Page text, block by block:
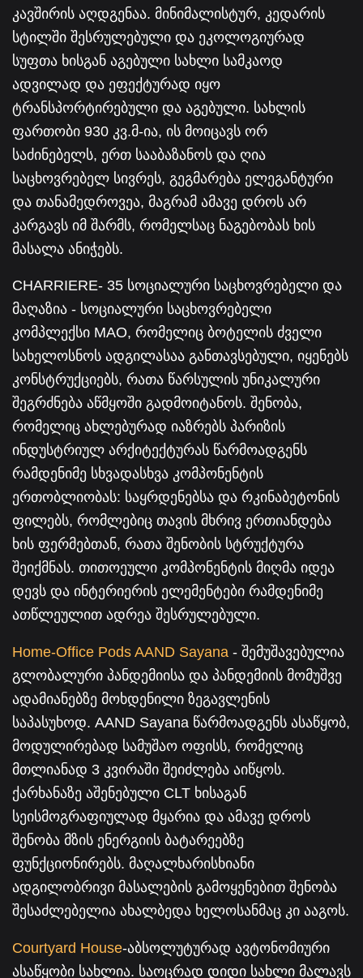
კავშირის აღდგენაა. მინიმალისტურ, კედარის
სტილში შესრულებული და ეკოლოგიურად
სუფთა ხისგან აგებული სახლი სამკაოდ
ადვილად და ეფექტურად იყო
ტრანსპორტირებული და აგებული. სახლის
ფართობი 930 კვ.მ-ია, ის მოიცავს ორ
საძინებელს, ერთ სააბაზანოს და ღია
საცხოვრებელ სივრეს, გეგმარება ელეგანტური
და თანამედროვეა, მაგრამ ამავე დროს არ
კარგავს იმ შარმს, რომელსაც ნაგებობას ხის
მასალა ანიჭებს.
CHARRIERE- 35 სოციალური საცხოვრებელი და
მაღაზია - სოციალური საცხოვრებელი
კომპლექსი MAO, რომელიც ბოტელის ძველი
სახელოსნოს ადგილასაა განთავსებული, იყენებს
კონსტრუქციებს, რათა წარსულის უნიკალური
შეგრძნება აწმყოში გადმოიტანოს. შენობა,
რომელიც ახლებურად იაზრებს პარიზის
ინდუსტრიულ არქიტექტურას წარმოადგენს
რამდენიმე სხვადასხვა კომპონენტის
ერთობლიობას: საყრდენებსა და რკინაბეტონის
ფილებს, რომლებიც თავის მხრივ ერთიანდება
ხის ფერმებთან, რათა შენობის სტრუქტურა
შეიქმნას. თითოეული კომპონენტის მიღმა იდეა
დევს და ინტერიერის ელემენტები რამდენიმე
ათწლეულით ადრეა შესრულებული.
Home-Office Pods AAND Sayana - შემუშავებულია
გლობალური პანდემიისა და პანდემიის მომუშვე
ადამიანებზე მოხდენილი ზეგავლენის
საპასუხოდ. AAND Sayana წარმოადგენს ასაწყობ,
მოდულირებად სამუშაო ოფისს, რომელიც
მთლიანად 3 კვირაში შეიძლება აიწყოს.
ქარხანაზე აშენებული CLT ხისაგან
სეისმოგრაფიულად მყარია და ამავე დროს
შენობა მზის ენერგიის ბატარეებზე
ფუნქციონირებს. მაღალხარისხიანი
ადგილობრივი მასალების გამოყენებით შენობა
შესაძლებელია ახალბედა ხელოსანმაც კი ააგოს.
Courtyard House-აბსოლუტურად ავტონომიური
ასაწყობი სახლია. საოცრად დიდი სახლი მალავს